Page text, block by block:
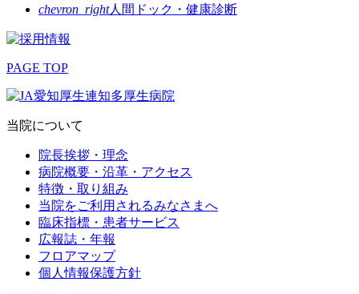
chevron_right人間ドック・健康診断
PAGE TOP
当院について
院長挨拶・理念
病院概要・沿革・アクセス
特徴・取り組み
当院をご利用されるみなさまへ
臨床指標・患者サービス
広報誌・年報
フロアマップ
個人情報保護方針